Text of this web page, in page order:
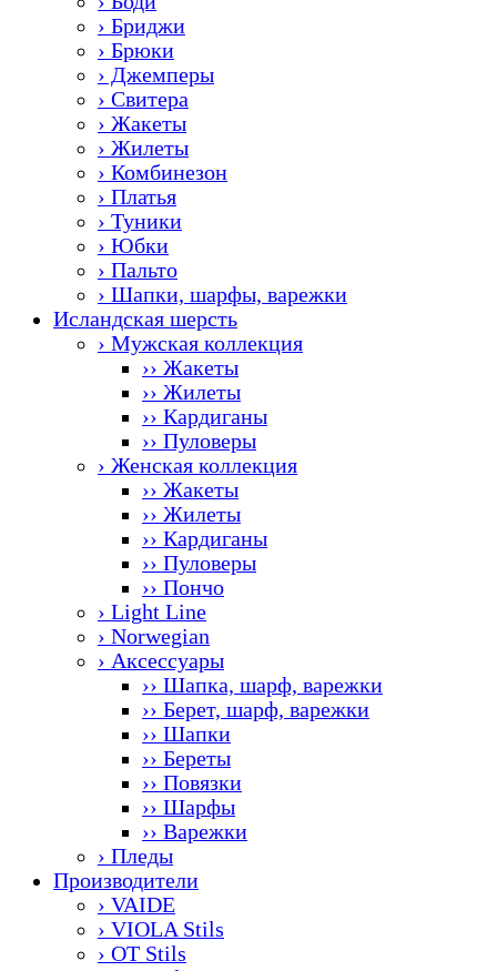
› Бриджи
› Брюки
› Джемперы
› Свитера
› Жакеты
› Жилеты
› Комбинезон
› Платья
› Туники
› Юбки
› Пальто
› Шапки, шарфы, варежки
Исландская шерсть
› Мужская коллекция
›› Жакеты
›› Жилеты
›› Кардиганы
›› Пуловеры
› Женская коллекция
›› Жакеты
›› Жилеты
›› Кардиганы
›› Пуловеры
›› Пончо
› Light Line
› Norwegian
› Аксессуары
›› Шапка, шарф, варежки
›› Берет, шарф, варежки
›› Шапки
›› Береты
›› Повязки
›› Шарфы
›› Варежки
› Пледы
Производители
› VAIDE
› VIOLA Stils
› OT Stils